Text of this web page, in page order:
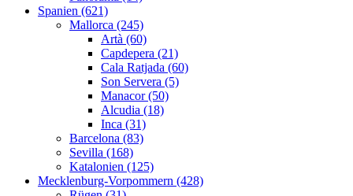
Spanien (621)
Mallorca (245)
Artà (60)
Capdepera (21)
Cala Ratjada (60)
Son Servera (5)
Manacor (50)
Alcudia (18)
Inca (31)
Barcelona (83)
Sevilla (168)
Katalonien (125)
Mecklenburg-Vorpommern (428)